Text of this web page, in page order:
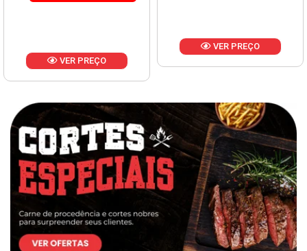
VER PREÇO
VER PREÇO